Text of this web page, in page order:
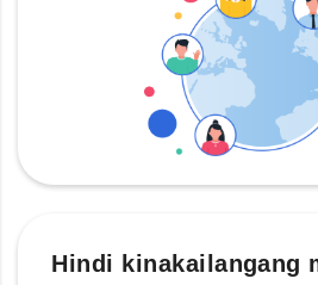
Hindi kinakailangang